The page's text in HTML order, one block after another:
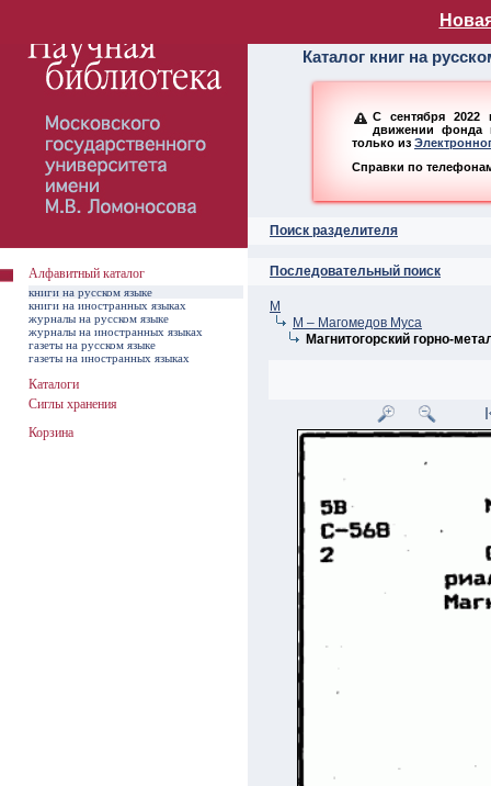
Алфавитный
Каталог книг на
С сентября 2022
движении фонда
только из
Справки по
Поиск разделителя
Последовательный поиск
М
М – Магомедов Муса
Магнитогорский горно-
Алфавитный каталог
книги на русском языке
книги на иностранных языках
журналы на русском языке
журналы на иностранных языках
газеты на русском языке
газеты на иностранных языках
Каталоги
Сиглы хранения
Корзина